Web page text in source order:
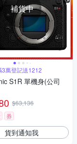
補貨中
3萬登記送1212
S1R 單機身(公司
$63,136
券
貨到通知我